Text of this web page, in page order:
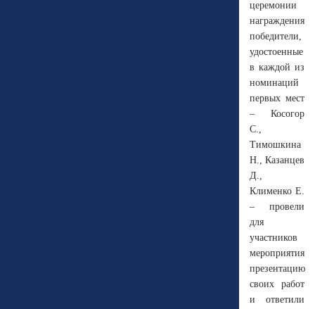
церемонии
награждения
победители,
удостоенные
в каждой из
номинаций
первых мест
– Косогор
С.,
Тимошкина
Н., Казанцев
Д.,
Клименко Е.
– провели
для
участников
мероприятия
презентацию
своих работ
и ответили